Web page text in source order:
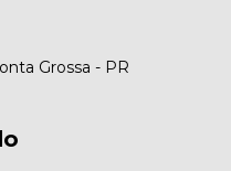
Grossa - PR